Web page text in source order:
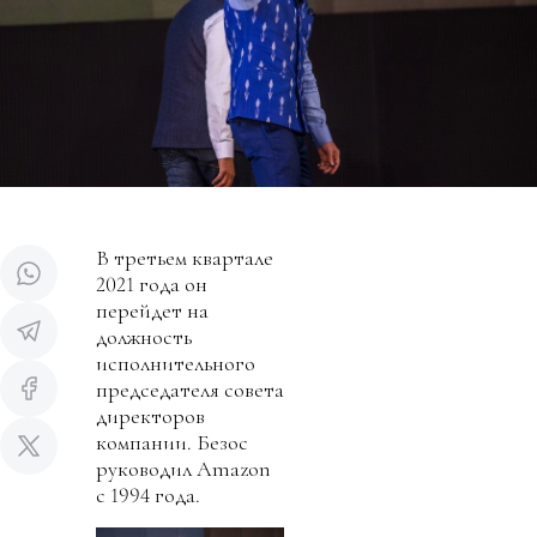
В третьем квартале
2021 года он
перейдет на
должность
исполнительного
председателя совета
директоров
компании. Безос
руководил Amazon
с 1994 года.